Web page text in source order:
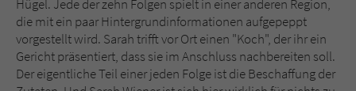
Hügel. Jede der zehn Folgen spielt in einer anderen Region,
die mit ein paar Hintergrundinformationen aufgepeppt
vorgestellt wird. Sarah trifft vor Ort einen "Koch", der ihr ein
Gericht präsentiert, dass sie im Anschluss nachbereiten soll.
Der eigentliche Teil einer jeden Folge ist die Beschaffung der